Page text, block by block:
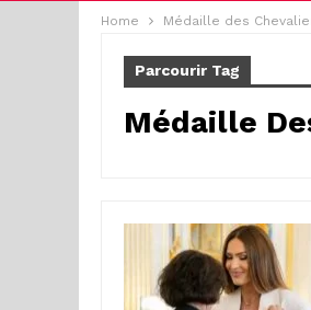
Home Médaille des
Parcourir Tag
Médaille